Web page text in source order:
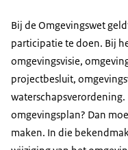
Bij de Omgevingswet
participatie te doen. Bij
omgevingsvisie,
projectbesluit,
waterschapsverordening.
omgevingsplan? Dan
maken. In die